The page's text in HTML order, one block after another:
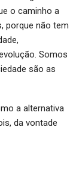
o caminho a
porque não tem
Somos
são as
a alternativa
da vontade